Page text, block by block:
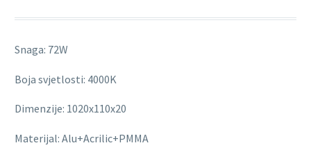
Snaga: 72W
Boja svjetlosti: 4000K
Dimenzije: 1020x110x20
Materijal: Alu+Acrilic+PMMA